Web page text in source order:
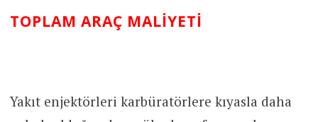
TOPLAM ARAÇ MALIYETI
Yakıt enjektörleri karbüratörlere kıyasla daha